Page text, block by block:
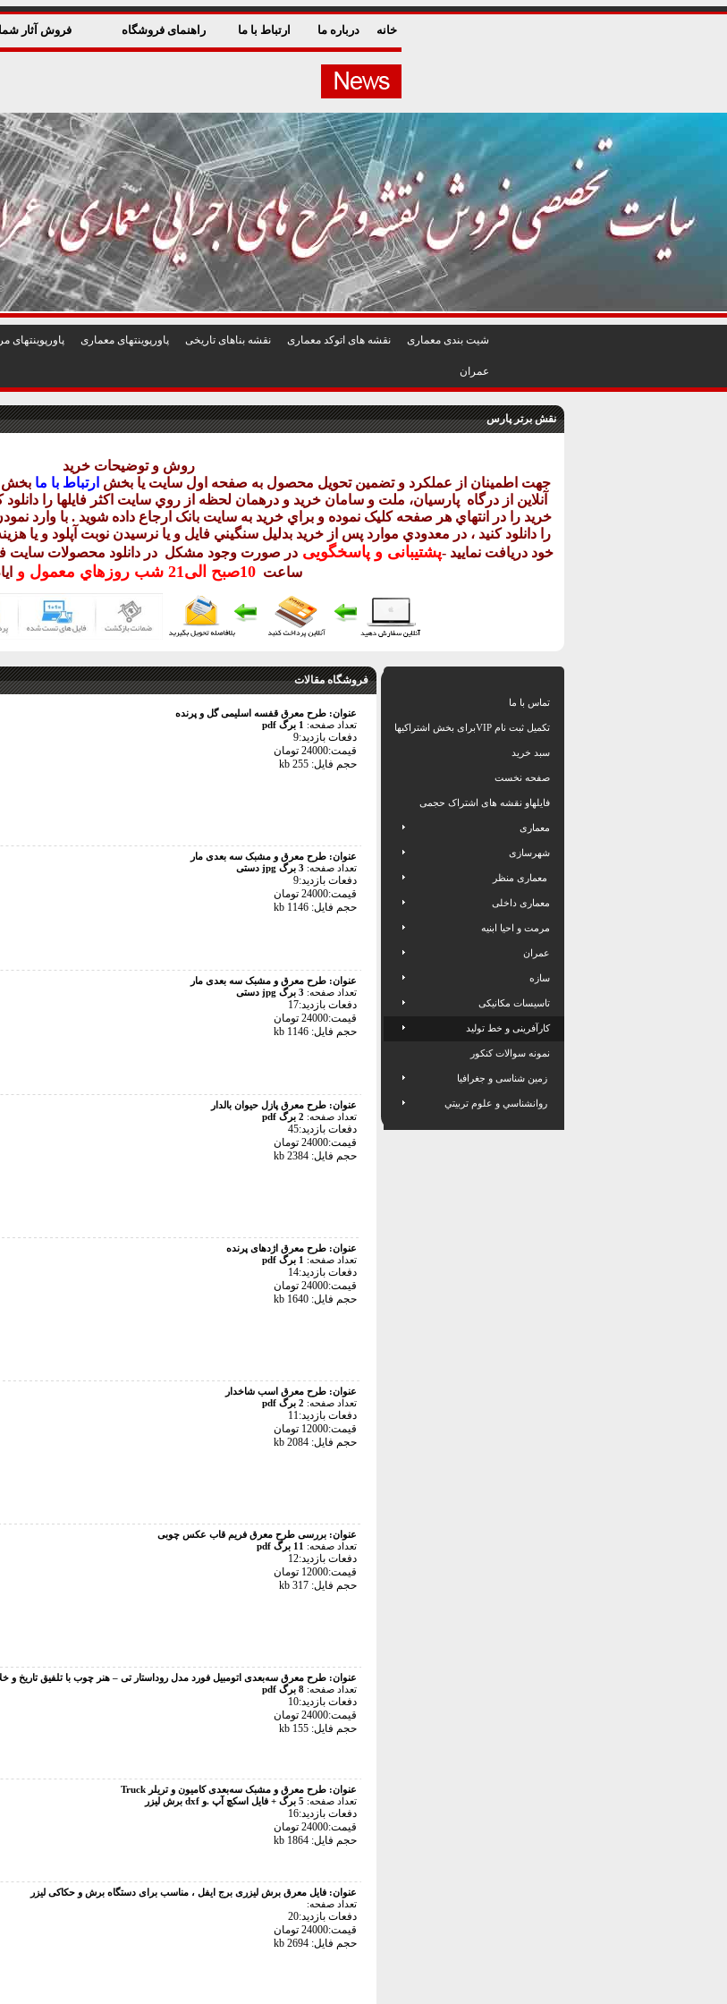
خانه درباره ما ارتباط با ما راهنمای فروشگاه فروش آثار شما
شيت بندی معماری نقشه های اتوکد معماری نقشه بناهای تاريخی پاورپوينتهای معماری پاورپوينتهای
عمران
نقش برتر پارس
روش و توضيحات خريد
جهت اطمينان از عملکرد و تضمين تحويل محصول به صفحه اول سايت يا بخش ارتباط با ما بخش
آنلاين از درگاه پارسيان، ملت و سامان خريد و درهمان لحظه از روي سايت اکثر فايلها را
خريد را در انتهاي هر صفحه کليک نموده و براي خريد به سايت بانک ارجاع داده شويد . با وارد
را دانلود کنيد ، در معدودي موارد پس از خريد بدليل سنگيني فايل و يا نرسيدن نوبت آپلود و يا
خود دريافت نماييد -پشتيبانی و پاسخگويی در صورت وجود مشکل در دانلود محصولات سايت
ساعت 10صبح الی21 شب روزهاي معمول و
فروشگاه مقالات
عنوان: طرح معرق قفسه اسلیمی گل و پرنده
تعداد صفحه: 1 برگ pdf
دفعات بازدید:9
قیمت:24000 تومان
حجم فایل: 255 kb
عنوان: طرح معرق و مشبک سه بعدی مار
تعداد صفحه: 3 برگ jpg دستی
دفعات بازدید:9
قیمت:24000 تومان
حجم فایل: 1146 kb
عنوان: طرح معرق و مشبک سه بعدی مار
تعداد صفحه: 3 برگ jpg دستی
دفعات بازدید:17
قیمت:24000 تومان
حجم فایل: 1146 kb
عنوان: طرح معرق پازل حیوان بالدار
تعداد صفحه: 2 برگ pdf
دفعات بازدید:45
قیمت:24000 تومان
حجم فایل: 2384 kb
عنوان: طرح معرق اژدهای پرنده
تعداد صفحه: 1 برگ pdf
دفعات بازدید:14
قیمت:24000 تومان
حجم فایل: 1640 kb
عنوان: طرح معرق اسب شاخدار
تعداد صفحه: 2 برگ pdf
دفعات بازدید:11
قیمت:12000 تومان
حجم فایل: 2084 kb
عنوان: بررسی طرح معرق فریم قاب عکس چوبی
تعداد صفحه: 11 برگ pdf
دفعات بازدید:12
قیمت:12000 تومان
حجم فایل: 317 kb
عنوان: طرح معرق سه‌بعدی اتومبیل فورد مدل روداستار تی – هنر چوب با تلفیق تاریخ و
تعداد صفحه: 8 برگ pdf
دفعات بازدید:10
قیمت:24000 تومان
حجم فایل: 155 kb
عنوان: طرح معرق و مشبک سه‌بعدی کامیون و تریلر Truck
تعداد صفحه: 5 برگ + فایل اسکچ آپ .و dxf برش لیزر
دفعات بازدید:16
قیمت:24000 تومان
حجم فایل: 1864 kb
عنوان: فایل معرق برش لیزری برج ایفل ، مناسب برای دستگاه برش و حکاکی لیزر
تعداد صفحه:
دفعات بازدید:20
قیمت:24000 تومان
حجم فایل: 2694 kb
تماس با ما
تکمیل ثبت نام VIPبرای بخش اشتراکیها
سبد خرید
صفحه نخست
فایلهاو نقشه های اشتراک حجمی
معماری
شهرسازی
معماری منظر
معماری داخلی
مرمت و احیا ابنیه
عمران
سازه
تاسیسات مکانیکی
کارآفرینی و خط تولید
نمونه سوالات کنکور
زمین شناسی و جغرافیا
روانشناسي و علوم تربيتي